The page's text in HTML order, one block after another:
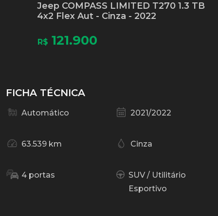
Jeep COMPASS LIMITED T270 1.3 TB
4x2 Flex Aut - Cinza - 2022
R$ 121.900
FICHA TÉCNICA
Automático 2021/2022
63.539 km Cinza
4 portas
SUV / Utilitário
Esportivo